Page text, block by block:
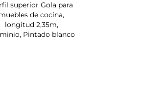
superior Gola para
de cocina,
longitud 2,35m,
Pintado blanco